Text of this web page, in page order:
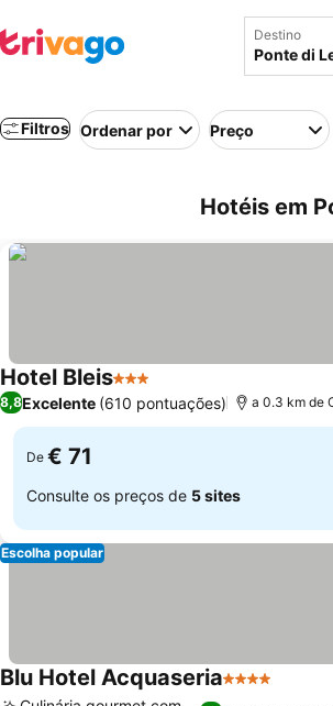
Destino
Filtros Ordenar por Preço
Hotéis em
Hotel Bleis3 Estrelas
8,8Excelente (610 pontuações) a 0.3 km de
De € 71
Consulte os preços de 5 sites
Escolha popular
Blu Hotel Acquaseria4 Estrelas